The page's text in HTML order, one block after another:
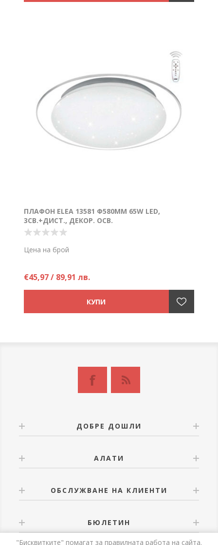
ПЛАФОН ELEA 13581 Ф580ММ 65W LED,
3СВ.+ДИСТ., ДЕКОР. ОСВ.
Цена на брой
€45,97 / 89,91 лв.
ДОБРЕ ДОШЛИ
АЛАТИ
ОБСЛУЖВАНЕ НА КЛИЕНТИ
БЮЛЕТИН
"Бисквитките" помагат за правилната работа на сайта.